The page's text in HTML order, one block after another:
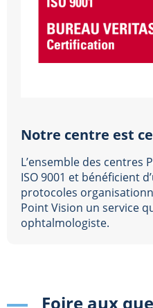
Notre centre est
L’ensemble des centres
ISO 9001 et bénéficient
protocoles
Point Vision un service
ophtalmologiste.
Foire aux